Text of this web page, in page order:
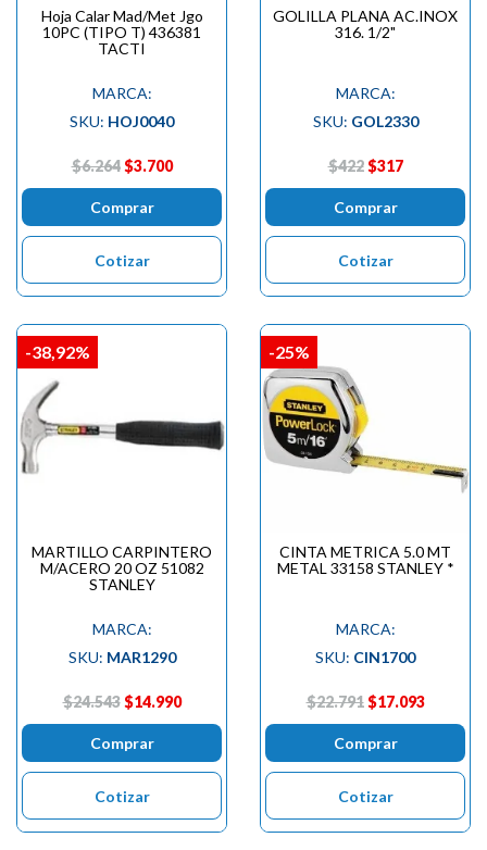
Hoja Calar Mad/Met Jgo
10PC (TIPO T) 436381
TACTI
MARCA:
SKU: HOJ0040
$6.264 $3.700
Comprar
Cotizar
GOLILLA PLANA AC.INOX
316. 1/2"
MARCA:
SKU: GOL2330
$422 $317
Comprar
Cotizar
MARTILLO CARPINTERO
M/ACERO 20 OZ 51082
STANLEY
MARCA:
SKU: MAR1290
$24.543 $14.990
Comprar
Cotizar
-38,92%
CINTA METRICA 5.0 MT
METAL 33158 STANLEY *
MARCA:
SKU: CIN1700
$22.791 $17.093
Comprar
Cotizar
-25%